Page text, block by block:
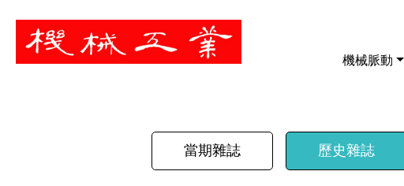
機械脈動
暫停
當期雜誌 歷史雜誌